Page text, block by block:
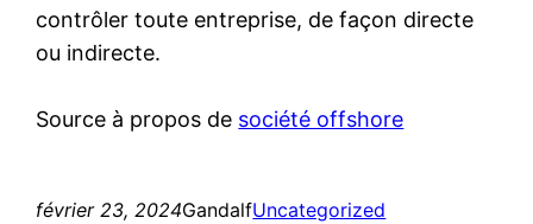
contrôler toute entreprise, de façon directe
ou indirecte.
Source à propos de société offshore
février 23, 2024GandalfUncategorized